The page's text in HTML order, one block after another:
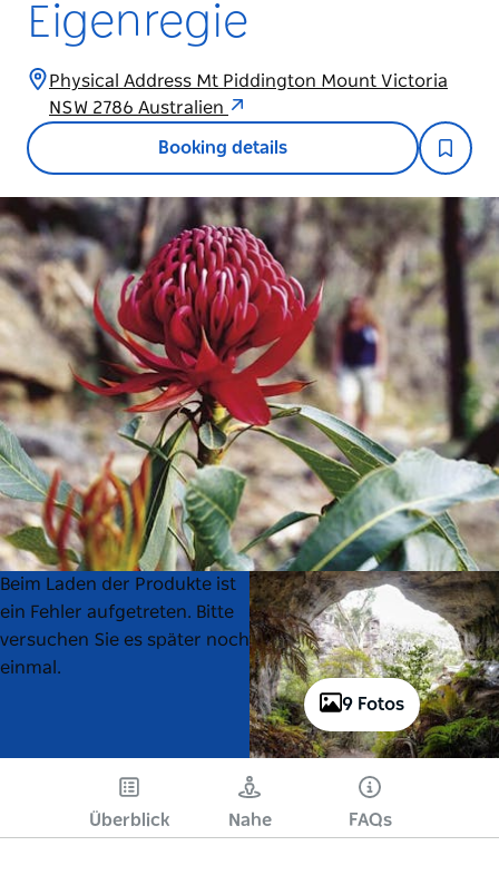
Eigenregie
Physical Address Mt Piddington Mount Victoria
NSW 2786 Australien
Booking details
9 Fotos
Product
List
Product
List
Beim Laden der Produkte ist
ein Fehler aufgetreten. Bitte
versuchen Sie es später noch
einmal.
Überblick Nahe FAQs